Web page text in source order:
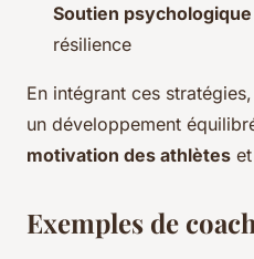
Soutien psychologique
résilience
En intégrant ces
un développement
motivation des athlètes
Exemples de